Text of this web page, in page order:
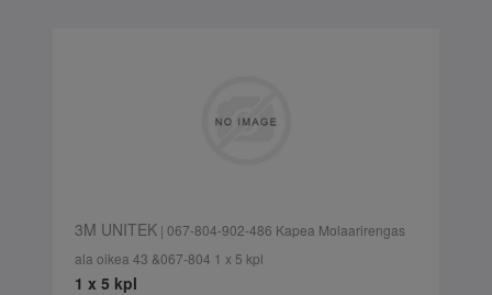
3M UNITEK| 067-804-902-486 Kapea Molaarirengas
ala oikea 43 &067-804 1 x 5 kpl
1 x 5 kpl